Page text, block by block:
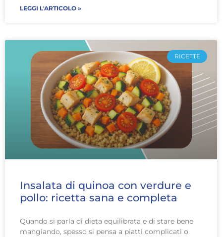
LEGGI L'ARTICOLO »
RICETTE
Insalata di quinoa con verdure e
pollo: ricetta sana e completa
Quando si parla di dieta equilibrata e di stare bene
mangiando, spesso si pensa a piatti complicati o